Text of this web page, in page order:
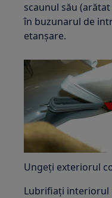
scaunul său
în buzunarul de
etanșare.
Ungeți exteriorul
Lubrifiați interiorul